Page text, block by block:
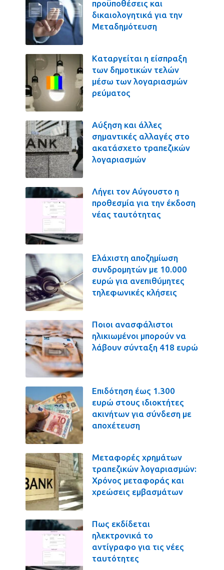
προϋποθέσεις και
δικαιολογητικά για την
Μεταδημότευση
Καταργείται η είσπραξη
των δημοτικών τελών
μέσω των λογαριασμών
ρεύματος
Αύξηση και άλλες
σημαντικές αλλαγές στο
ακατάσχετο τραπεζικών
λογαριασμών
Λήγει τον Αύγουστο η
προθεσμία για την έκδοση
νέας ταυτότητας
Ελάχιστη αποζημίωση
συνδρομητών με 10.000
ευρώ για ανεπιθύμητες
τηλεφωνικές κλήσεις
Ποιοι ανασφάλιστοι
ηλικιωμένοι μπορούν να
λάβουν σύνταξη 418 ευρώ
Επιδότηση έως 1.300
ευρώ στους ιδιοκτήτες
ακινήτων για σύνδεση με
αποχέτευση
Μεταφορές χρημάτων
τραπεζικών λογαριασμών:
Χρόνος μεταφοράς και
χρεώσεις εμβασμάτων
Πως εκδίδεται
ηλεκτρονικά το
αντίγραφο για τις νέες
ταυτότητες